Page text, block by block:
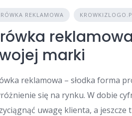
REKLAMOWA
marki
reklamowa – słodka forma
się na rynku. W dobie
uwagę klienta, a jeszcze